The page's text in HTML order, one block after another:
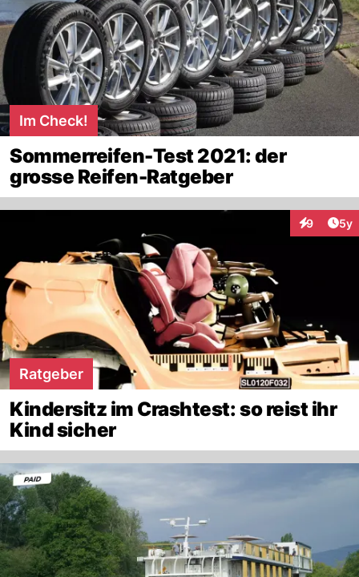
Im Check!
Sommerreifen-Test 2021: der
grosse Reifen-Ratgeber
9 5y
Ratgeber
Kindersitz im Crashtest: so reist ihr
Kind sicher